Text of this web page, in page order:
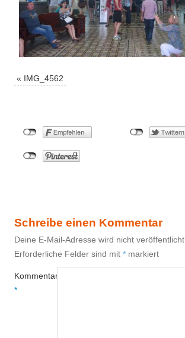
« IMG_4562
Schreibe einen Kommentar
Deine E-Mail-Adresse wird nicht veröffentlicht.
Erforderliche Felder sind mit * markiert
Kommentar
*